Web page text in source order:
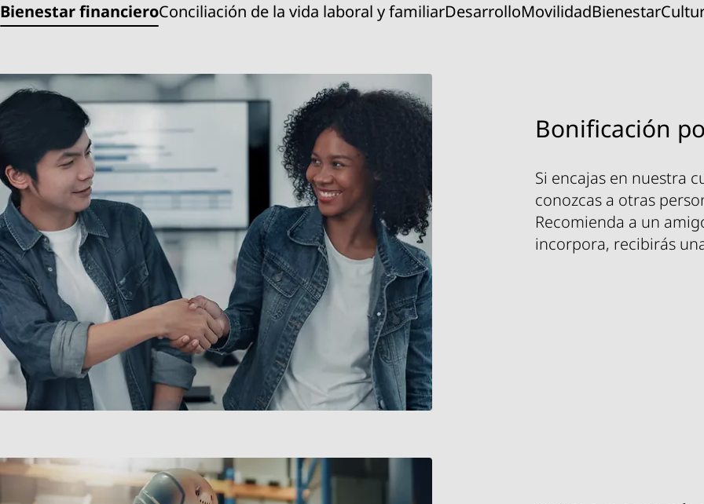
Bienestar financieroConciliación de la vida laboral y familiarDesarrolloMovilidadBienestar
Bonificación
Si encajas en nuestra
conozcas a otras
Recomienda a un
incorpora, recibirás